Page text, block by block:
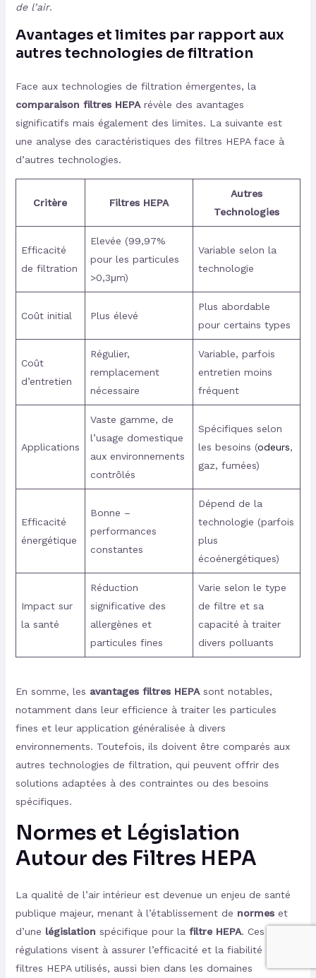
de l’air.
Avantages et limites par rapport aux
autres technologies de filtration
Face aux technologies de filtration émergentes, la
comparaison filtres HEPArévèle des avantages
significatifs mais également des limites. La suivante est
une analyse des caractéristiques des filtres HEPA face à
d’autres technologies.
Critère Filtres HEPA
Autres
Technologies
Efficacité
de filtration
Elevée (99,97%
pour les particules
>0,3μm)
Variable selon la
technologie
Coût initial Plus élevé
Plus abordable
pour certains types
Coût
d’entretien
Régulier,
remplacement
nécessaire
Variable, parfois
entretien moins
fréquent
Applications
Vaste gamme, de
l’usage domestique
aux environnements
contrôlés
Spécifiques selon
les besoins (odeurs,
gaz, fumées)
Efficacité
énergétique
Bonne –
performances
constantes
Dépend de la
technologie (parfois
plus
écoénergétiques)
Impact sur
la santé
Réduction
significative des
allergènes et
particules fines
Varie selon le type
de filtre et sa
capacité à traiter
divers polluants
En somme, les avantages filtres HEPAsont notables,
notamment dans leur efficience à traiter les particules
fines et leur application généralisée à divers
environnements. Toutefois, ils doivent être comparés aux
autres technologies de filtration, qui peuvent offrir des
solutions adaptées à des contraintes ou des besoins
spécifiques.
Normes et Législation
Autour des Filtres HEPA
La qualité de l’air intérieur est devenue un enjeu de santé
publique majeur, menant à l’établissement de normeset
d’une législation spécifique pour la filtre HEPA. Ces
régulations visent à assurer l’efficacité et la fiabilité des
filtres HEPA utilisés, aussi bien dans les domaines